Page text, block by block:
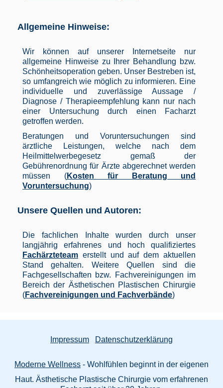
Allgemeine Hinweise:
Wir können auf unserer Internetseite nur
allgemeine Hinweise zu Ihrer Behandlung bzw.
Schönheitsoperation geben. Unser Bestreben ist,
so umfangreich wie möglich zu informieren. Eine
individuelle und zuverlässige Aussage /
Diagnose / Therapieempfehlung kann nur nach
einer Untersuchung durch einen Facharzt
getroffen werden.
Beratungen und Voruntersuchungen sind
ärztliche Leistungen, welche nach dem
Heilmittelwerbegesetz gemaß der
Gebührenordnung für Ärzte abgerechnet werden
müssen (Kosten für Beratung und
Voruntersuchung)
Unsere Quellen und Autoren:
Die fachlichen Inhalte wurden durch unser
langjährig erfahrenes und hoch qualifiziertes
Fachärzteteam erstellt und auf dem aktuellen
Stand gehalten. Weitere Quellen sind die
Fachgesellschaften bzw. Fachvereinigungen im
Bereich der Ästhetischen Plastischen Chirurgie
(Fachvereinigungen und Fachverbände)
Impressum Datenschutzerklärung
Moderne Wellness - Wohlfühlen beginnt in der eigenen
Haut. Ästhetische Plastische Chirurgie vom erfahrenen